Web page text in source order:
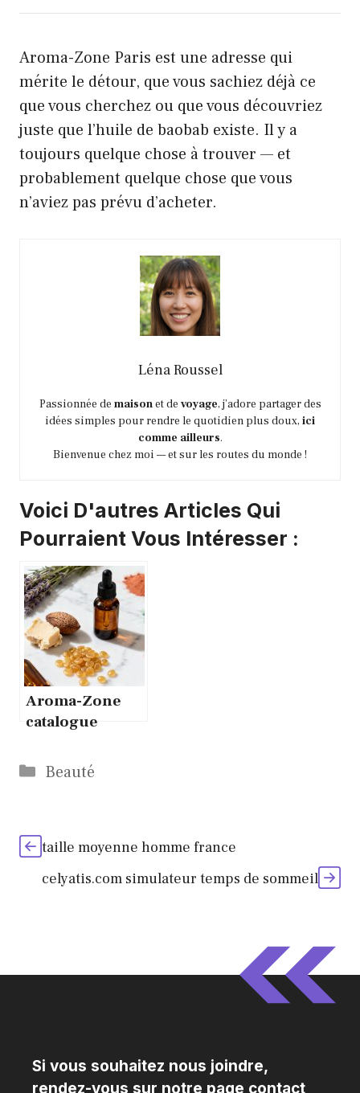
Aroma-Zone Paris est une adresse qui
mérite le détour, que vous sachiez déjà ce
que vous cherchez ou que vous découvriez
juste que l’huile de baobab existe. Il y a
toujours quelque chose à trouver — et
probablement quelque chose que vous
n’aviez pas prévu d’acheter.
Léna Roussel
Passionnée de maisonet de voyage, j’adore partager des
idées simples pour rendre le quotidien plus doux, ici
comme ailleurs.
Bienvenue chez moi — et sur les routes du monde !
Voici D'autres Articles Qui
Pourraient Vous Intéresser :
Aroma-Zone
catalogue
Catégories
Beauté
taille moyenne homme france
celyatis.com simulateur temps de sommeil
Si vous souhaitez nous joindre,
rendez-vous sur notre page contact